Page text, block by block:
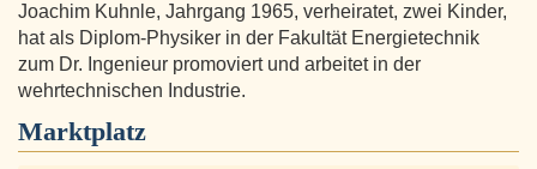
Joachim Kuhnle, Jahrgang 1965, verheiratet, zwei Kinder,
hat als Diplom-Physiker in der Fakultät Energietechnik
zum Dr. Ingenieur promoviert und arbeitet in der
wehrtechnischen Industrie.
Marktplatz